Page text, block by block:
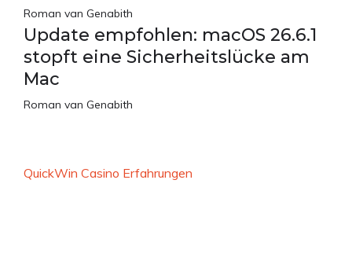
Roman van Genabith
Update empfohlen: macOS 26.6.1
stopft eine Sicherheitslücke am
Mac
Roman van Genabith
QuickWin Casino Erfahrungen